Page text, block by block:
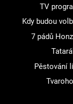
TV
Kdy budou
7 pádů
Pěstování